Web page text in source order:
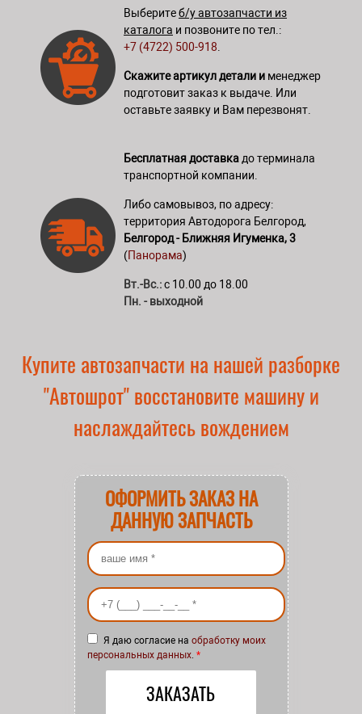
Выберитеб/у автозапчасти из
каталога и позвоните по тел.:
+7 (4722) 500-918
Скажите артикул детали и менеджер
подготовит заказ к выдаче. Или
оставьте заявку и Вам перезвонят.
Бесплатная доставка до терминала
транспортной компании.
Либо самовывоз, по адресу:
территория Автодорога Белгород,
Белгород - Ближняя Игуменка, 3
(Панорама)
Вт.-Вс.:с 10.00 до 18.00
Пн. - выходной
Купите автозапчасти на нашей разборке
"Автошрот" восстановите машину и
наслаждайтесь вождением
ОФОРМИТЬ ЗАКАЗ НА
ДАННУЮ ЗАПЧАСТЬ
Ваше имя*
Ваш номер телефона*
Я даю согласие на обработку моих
персональных данных. *